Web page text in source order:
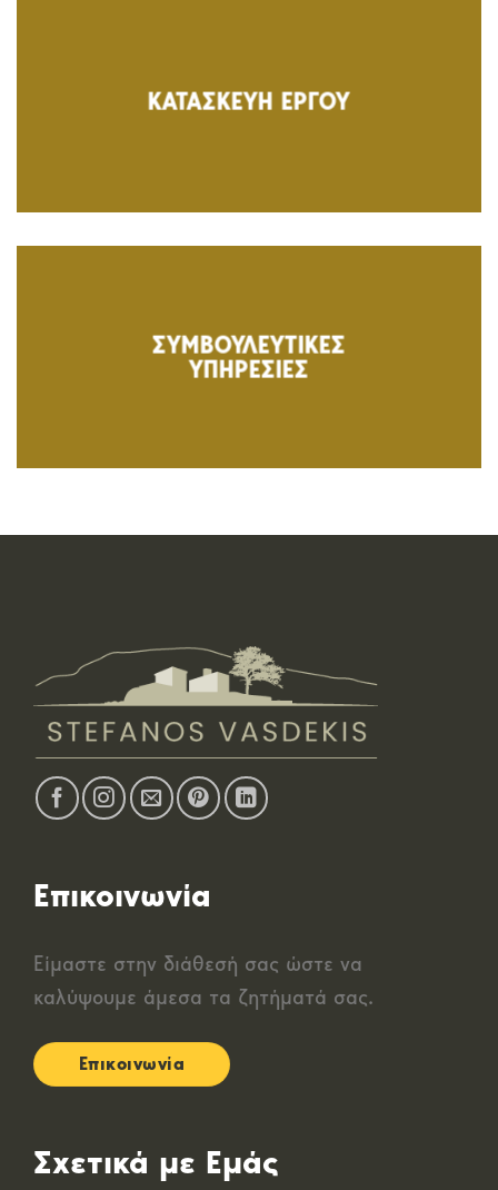
ΚΑΤΑΣΚΕΥΗ ΕΡΓΟΥ
ΣΥΜΒΟΥΛΕΥΤΙΚΕΣ
ΥΠΗΡΕΣΙΕΣ
Επικοινωνία
Είμαστε στην διάθεσή σας ώστε να
καλύψουμε άμεσα τα ζητήματά σας.
Επικοινωνία
Σχετικά με Εμάς